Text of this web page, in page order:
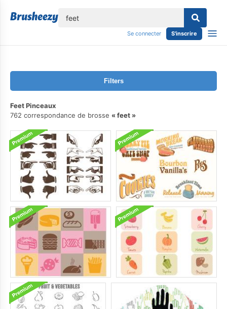
Se connecter S'inscrire
Filters
Feet Pinceaux
762 correspondance de brosse
feet